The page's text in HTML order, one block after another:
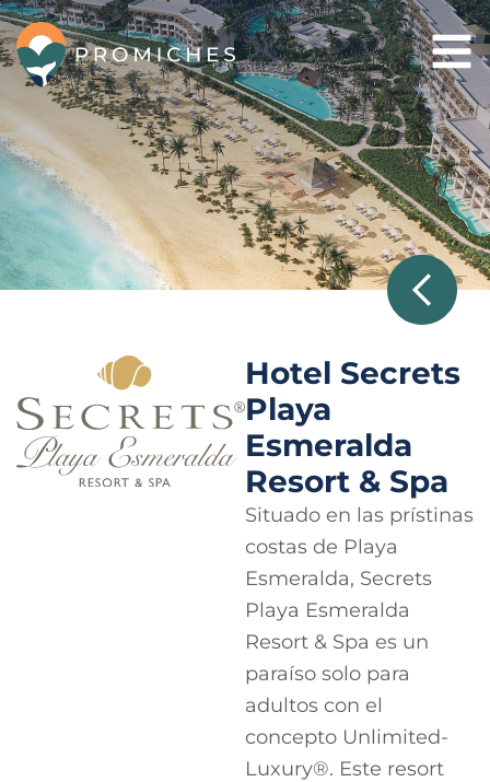
Ir
al
contenido
Hotel Secrets
Playa
Esmeralda
Resort & Spa
Situado en las prístinas
costas de Playa
Esmeralda, Secrets
Playa Esmeralda
Resort & Spa es un
paraíso solo para
adultos con el
concepto Unlimited-
Luxury®. Este resort